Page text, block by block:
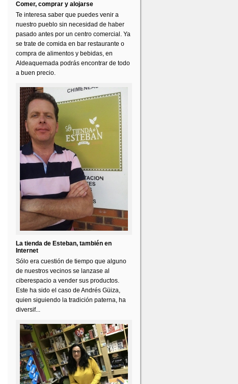
Comer, comprar y alojarse
Te interesa saber que puedes venir a
nuestro pueblo sin necesidad de haber
pasado antes por un centro comercial. Ya
se trate de comida en bar restaurante o
compra de alimentos y bebidas, en
Aldeaquemada podrás encontrar de todo
a buen precio.
La tienda de Esteban, también en
Internet
Sólo era cuestión de tiempo que alguno
de nuestros vecinos se lanzase al
ciberespacio a vender sus productos.
Este ha sido el caso de Andrés Güiza,
quien siguiendo la tradición paterna, ha
diversif...